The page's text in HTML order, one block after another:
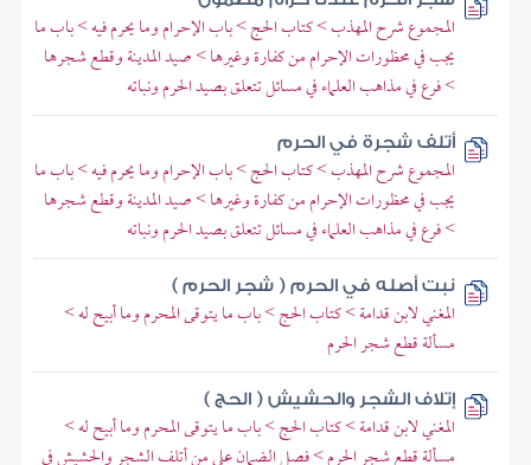
المجموع شرح المهذب > كتاب الحج > باب الإحرام وما يحرم فيه > باب ما
يجب في محظورات الإحرام من كفارة وغيرها > صيد المدينة وقطع شجرها
> فرع في مذاهب العلماء في مسائل تتعلق بصيد الحرم ونباته
أتلف شجرة في الحرم
المجموع شرح المهذب > كتاب الحج > باب الإحرام وما يحرم فيه > باب ما
يجب في محظورات الإحرام من كفارة وغيرها > صيد المدينة وقطع شجرها
> فرع في مذاهب العلماء في مسائل تتعلق بصيد الحرم ونباته
نبت أصله في الحرم ( شجر الحرم )
المغني لابن قدامة > كتاب الحج > باب ما يتوقى المحرم وما أبيح له >
مسألة قطع شجر الحرم
إتلاف الشجر والحشيش ( الحج )
المغني لابن قدامة > كتاب الحج > باب ما يتوقى المحرم وما أبيح له >
مسألة قطع شجر الحرم > فصل الضمان على من أتلف الشجر والحشيش في